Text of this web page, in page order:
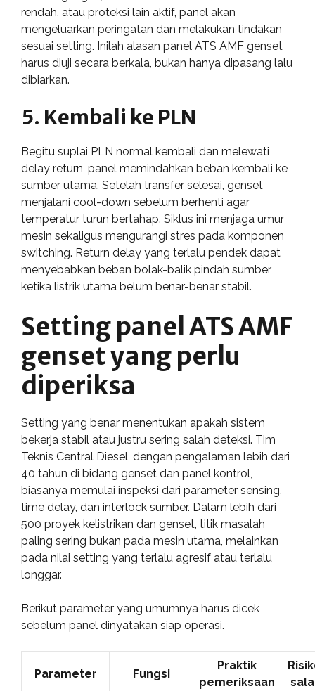
rendah, atau proteksi lain aktif, panel akan
mengeluarkan peringatan dan melakukan tindakan
sesuai setting. Inilah alasan panel ATS AMF genset
harus diuji secara berkala, bukan hanya dipasang lalu
dibiarkan.
5. Kembali ke PLN
Begitu suplai PLN normal kembali dan melewati
delay return, panel memindahkan beban kembali ke
sumber utama. Setelah transfer selesai, genset
menjalani cool-down sebelum berhenti agar
temperatur turun bertahap. Siklus ini menjaga umur
mesin sekaligus mengurangi stres pada komponen
switching. Return delay yang terlalu pendek dapat
menyebabkan beban bolak-balik pindah sumber
ketika listrik utama belum benar-benar stabil.
Setting panel ATS AMF
genset yang perlu
diperiksa
Setting yang benar menentukan apakah sistem
bekerja stabil atau justru sering salah deteksi. Tim
Teknis Central Diesel, dengan pengalaman lebih dari
40 tahun di bidang genset dan panel kontrol,
biasanya memulai inspeksi dari parameter sensing,
time delay, dan interlock sumber. Dalam lebih dari
500 proyek kelistrikan dan genset, titik masalah
paling sering bukan pada mesin utama, melainkan
pada nilai setting yang terlalu agresif atau terlalu
longgar.
Berikut parameter yang umumnya harus dicek
sebelum panel dinyatakan siap operasi.
Parameter Fungsi
Praktik
pemeriksaan